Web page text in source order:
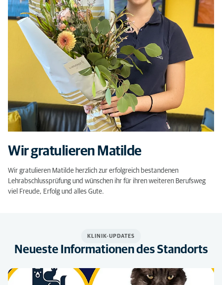
Wir gratulieren Matilde
Wir gratulieren Matilde herzlich zur erfolgreich bestandenen
Lehrabschlussprüfung und wünschen ihr für ihren weiteren Berufsweg
viel Freude, Erfolg und alles Gute.
KLINIK-UPDATES
Neueste Informationen des Standorts